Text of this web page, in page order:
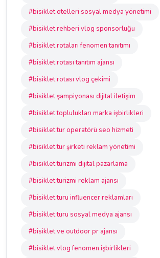
#bisiklet otelleri sosyal medya yönetimi
#bisiklet rehberi vlog sponsorluğu
#bisiklet rotaları fenomen tanıtımı
#bisiklet rotası tanıtım ajansı
#bisiklet rotası vlog çekimi
#bisiklet şampiyonası dijital iletişim
#bisiklet toplulukları marka işbirlikleri
#bisiklet tur operatörü seo hizmeti
#bisiklet tur şirketi reklam yönetimi
#bisiklet turizmi dijital pazarlama
#bisiklet turizmi reklam ajansı
#bisiklet turu influencer reklamları
#bisiklet turu sosyal medya ajansı
#bisiklet ve outdoor pr ajansı
#bisiklet vlog fenomen işbirlikleri